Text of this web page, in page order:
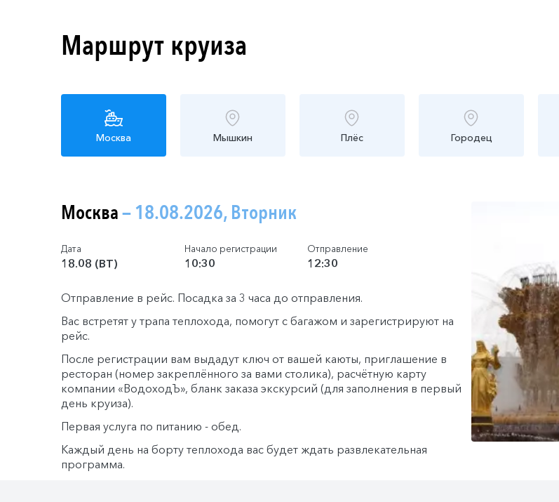
Маршрут круиза
Москва Мышкин Плёс Городец
Москва— 18.08.2026, Вторник
Дата
18.08 (ВТ)
Начало регистрации
10:30
Отправление
12:30
Отправление в рейс. Посадка за 3 часа до отправления.
Вас встретят у трапа теплохода, помогут с багажом и зарегистрируют на
рейс.
После регистрации вам выдадут ключ от вашей каюты, приглашение в
ресторан (номер закреплённого за вами столика), расчётную карту
компании «ВодоходЪ», бланк заказа экскурсий (для заполнения в первый
день круиза).
Первая услуга по питанию - обед.
Каждый день на борту теплохода вас будет ждать развлекательная
программа.